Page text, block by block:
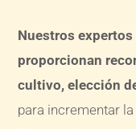
Nuestros
proporcionan
cultivo, elección
para incrementar